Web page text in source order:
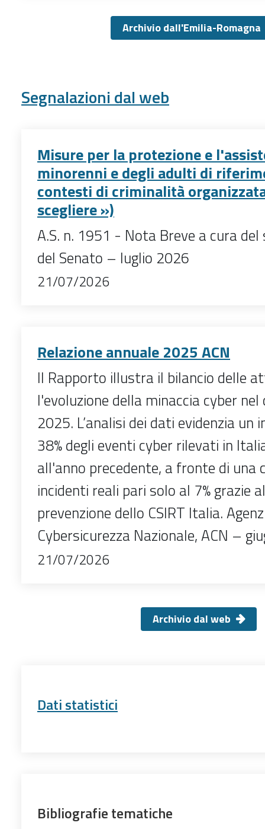
Archivio dall'Emilia-Romagna
Segnalazioni dal web
Misure per la protezione e
minorenni e degli adulti di
contesti di criminalità
scegliere »)
A.S. n. 1951 - Nota Breve a cura
del Senato – luglio 2026
21/07/2026
Relazione annuale 2025 ACN
Il Rapporto illustra il bilancio delle
l'evoluzione della minaccia cyber
2025. L’analisi dei dati evidenzia un
38% degli eventi cyber rilevati in
all'anno precedente, a fronte di una
incidenti reali pari solo al 7% grazie
prevenzione dello CSIRT Italia.
Cybersicurezza Nazionale, ACN –
21/07/2026
Archivio dal web
Dati statistici
Bibliografie tematiche